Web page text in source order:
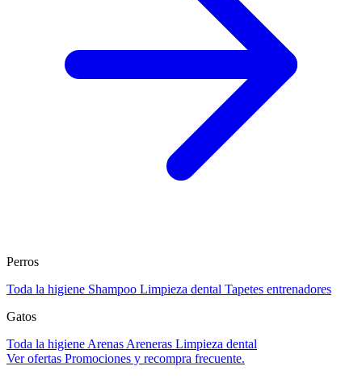
Perros
Toda la higiene Shampoo Limpieza dental Tapetes entrenadores
Gatos
Toda la higiene Arenas Areneras Limpieza dental
Ver ofertas Promociones y recompra frecuente.